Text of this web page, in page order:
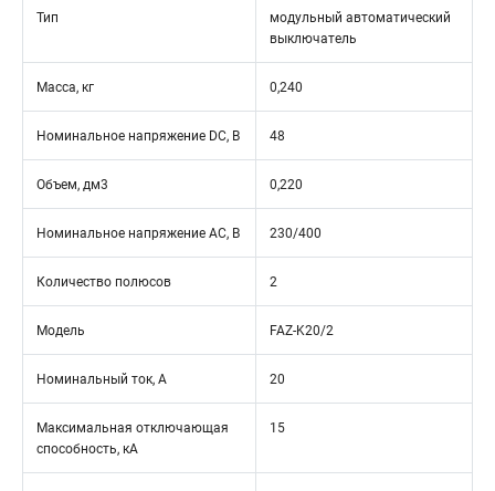
Тип
модульный автоматический
выключатель
Масса, кг 0,240
Номинальное напряжение DC, В 48
Объем, дм3 0,220
Номинальное напряжение АС, В 230/400
Количество полюсов 2
Модель FAZ-K20/2
Номинальный ток, А 20
Максимальная отключающая
способность, кА
15